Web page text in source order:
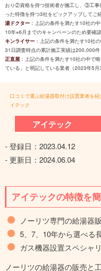
おり②資格を持つ技術者が施工し、③工事
った特徴を持つ3社をピックアップしてご
湯ドクター ：上記の条件を満たす10社の
10年※6月までのキャンペーンのため要確
キンライサー ：上記の条件を満たす10社
31日調査時点の累計施工実績は200,000件
正直屋 ：上記の条件を満たす10社の中で
ている」と明記している業者（2023年5月
口コミで選ぶ給湯器取付け設置業者を紹
イテック
アイテック
- 登録日： 2023.04.12
- 更新日： 2024.06.04
アイテックの特徴を
ノーリツ専門の給湯器
5、7、10年から選べる
ガス機器設置スペシャ
ノーリツの給湯器の販売と